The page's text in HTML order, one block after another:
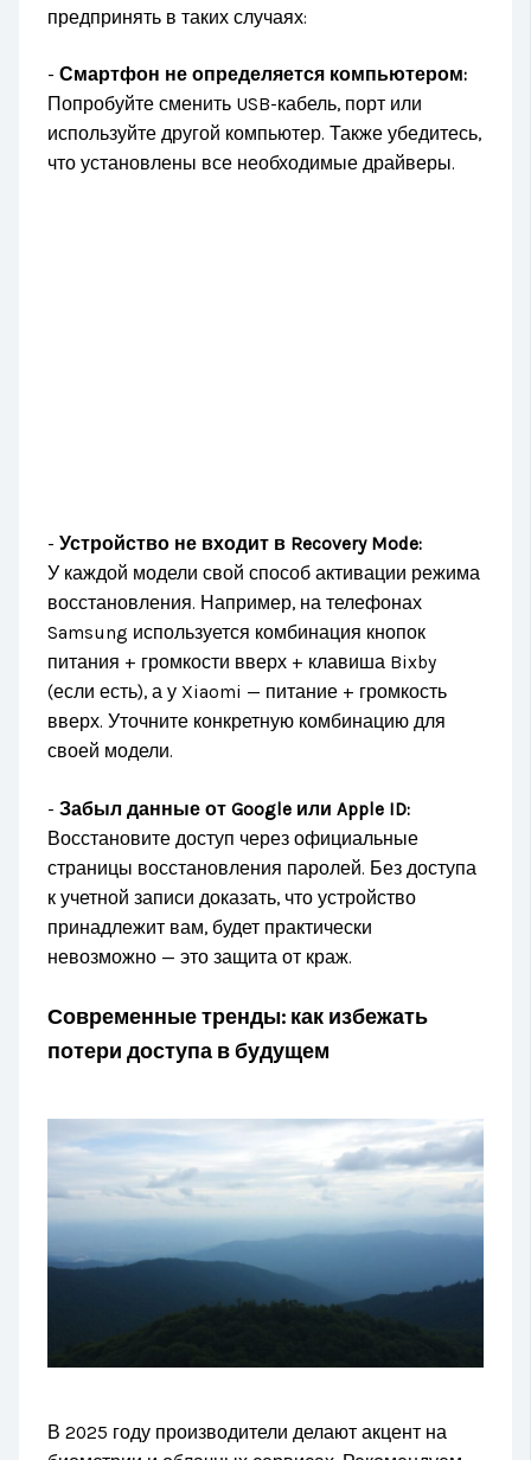
предпринять в таких случаях:
-Смартфон не определяется компьютером:
Попробуйте сменить USB-кабель, порт или
используйте другой компьютер. Также убедитесь,
что установлены все необходимые драйверы.
-Устройство не входит в Recovery Mode:
У каждой модели свой способ активации режима
восстановления. Например, на телефонах
Samsung используется комбинация кнопок
питания + громкости вверх + клавиша Bixby
(если есть), а у Xiaomi — питание + громкость
вверх. Уточните конкретную комбинацию для
своей модели.
-Забыл данные от Google или Apple ID:
Восстановите доступ через официальные
страницы восстановления паролей. Без доступа
к учетной записи доказать, что устройство
принадлежит вам, будет практически
невозможно — это защита от краж.
Современные тренды: как избежать
потери доступа в будущем
В 2025 году производители делают акцент на